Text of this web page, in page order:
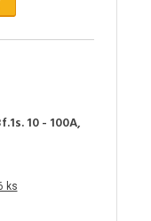
10 - 100A,
ks